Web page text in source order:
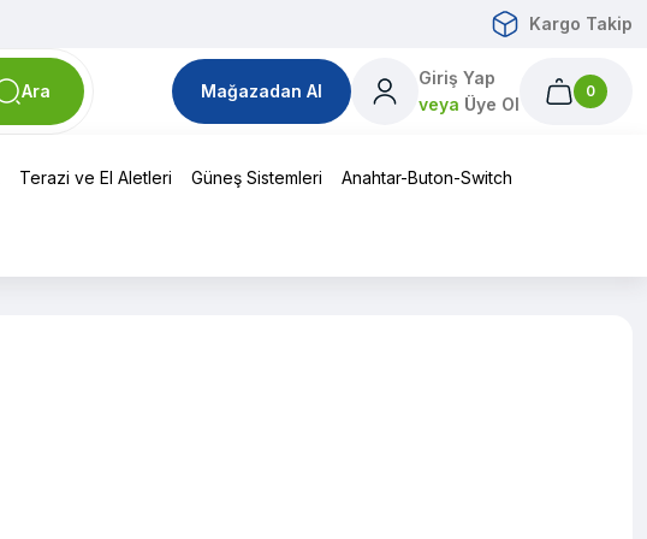
Kargo Takip
Ara Mağazadan Al
Giriş Yap
veya Üye Ol
0
Terazi ve El Aletleri Güneş Sistemleri Anahtar-Buton-Switch